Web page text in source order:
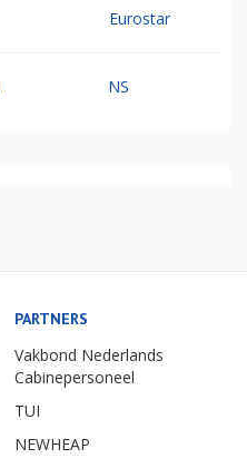
Eurostar
NS
PARTNERS
Vakbond Nederlands
Cabinepersoneel
TUI
NEWHEAP